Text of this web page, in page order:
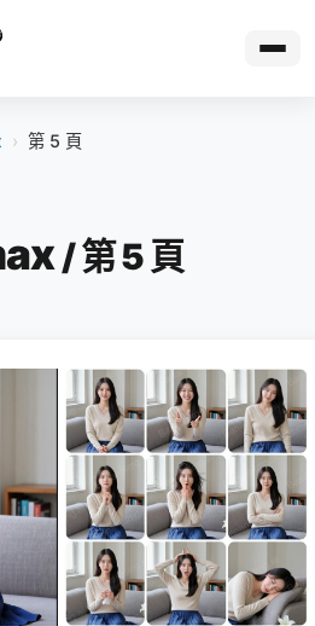
› 第 5 頁
/ 第 5 頁